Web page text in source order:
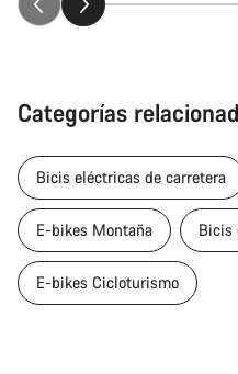
Categorías
Bicis eléctricas de carretera
E-bikes Montaña Bicis
E-bikes Cicloturismo